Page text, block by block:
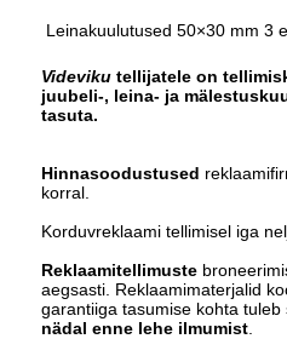
 Leinakuulutused 50×30 mm 3
Videviku tellijatele on
juubeli-, leina- ja
tasuta.
Hinnasoodustused
korral.
Korduvreklaami tellimisel iga
Reklaamitellimuste
aegsasti. Reklaamimaterjalid
garantiiga tasumise kohta
nädal enne lehe ilmumist